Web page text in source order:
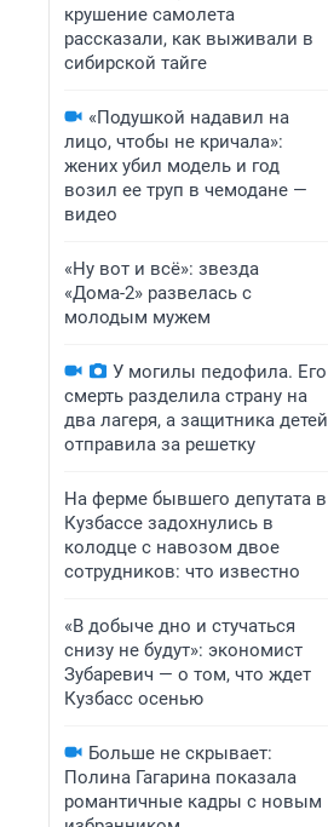
крушение самолета
рассказали, как выживали в
сибирской тайге
«Подушкой надавил на
лицо, чтобы не кричала»:
жених убил модель и год
возил ее труп в чемодане —
видео
«Ну вот и всё»: звезда
«Дома-2» развелась с
молодым мужем
У могилы педофила. Его
смерть разделила страну на
два лагеря, а защитника детей
отправила за решетку
На ферме бывшего депутата в
Кузбассе задохнулись в
колодце с навозом двое
сотрудников: что известно
«В добыче дно и стучаться
снизу не будут»: экономист
Зубаревич — о том, что ждет
Кузбасс осенью
Больше не скрывает:
Полина Гагарина показала
романтичные кадры с новым